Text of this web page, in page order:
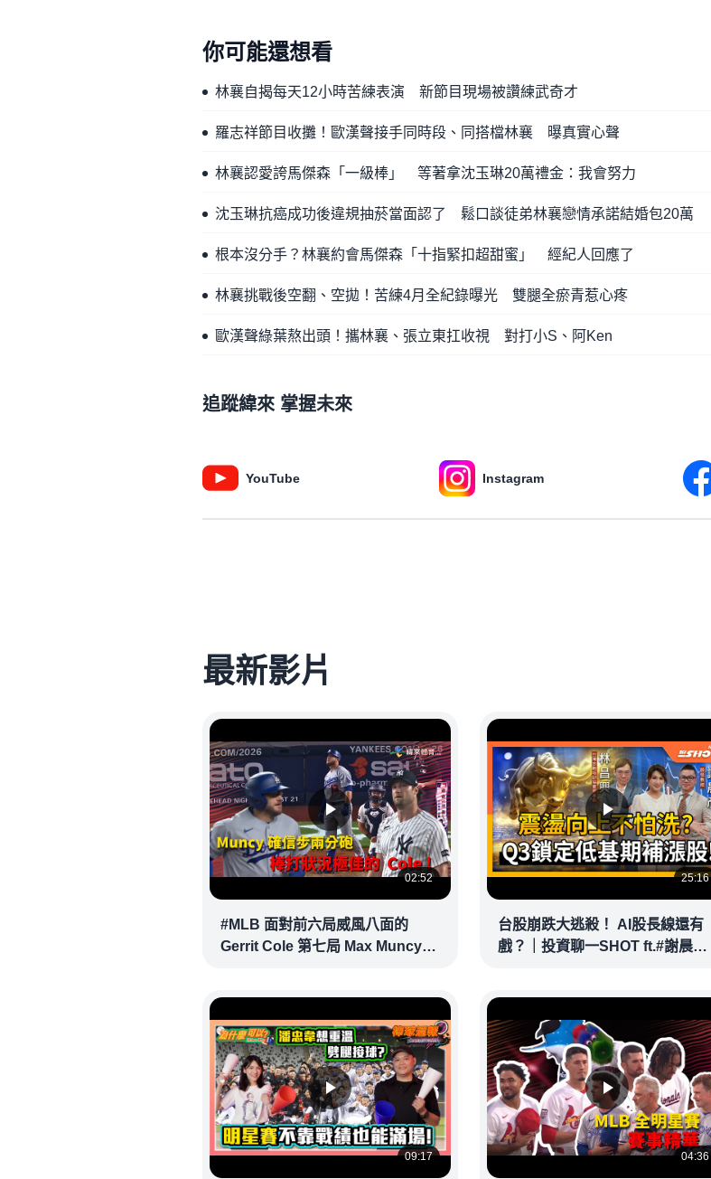
你可能還想看
林襄自揭每天12小時苦練表演 新節目現場被讚練武奇才
羅志祥節目收攤！歐漢聲接手同時段、同搭檔林襄 曝真實心聲
林襄認愛誇馬傑森「一級棒」 等著拿沈玉琳20萬禮金：我會努力
沈玉琳抗癌成功後違規抽菸當面認了 鬆口談徒弟林襄戀情承諾結婚包20萬
根本沒分手？林襄約會馬傑森「十指緊扣超甜蜜」 經紀人回應了
林襄挑戰後空翻、空拋！苦練4月全紀錄曝光 雙腿全瘀青惹心疼
歐漢聲綠葉熬出頭！攜林襄、張立東扛收視 對打小S、阿Ken
追蹤緯來 掌握未來
YouTube Instagram
最新影片
02:52
#MLB 面對前六局威風八面的
Gerrit Cole 第七局 Max Muncy
25:16
台股崩跌大逃殺！ AI股長線還有
戲？｜投資聊一SHOT ft.#謝晨彥
09:17 04:36